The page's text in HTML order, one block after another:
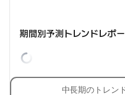
期間別予測トレンドレポ
中長期のトレン